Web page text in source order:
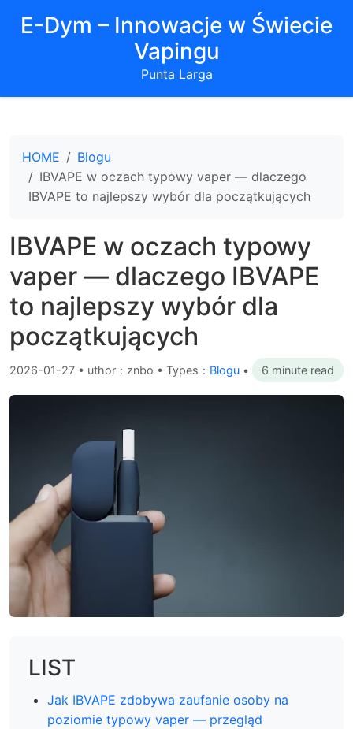
E-Dym – Innowacje w Świecie
Vapingu
Punta Larga
HOME
Blogu
IBVAPE w oczach typowy vaper — dlaczego
IBVAPE to najlepszy wybór dla początkujących
IBVAPE w oczach typowy
vaper — dlaczego IBVAPE
to najlepszy wybór dla
początkujących
2026-01-27 • uthor：znbo • Types： Blogu • 6 minute read
LIST
Jak IBVAPE zdobywa zaufanie osoby na
poziomie typowy vaper — przegląd